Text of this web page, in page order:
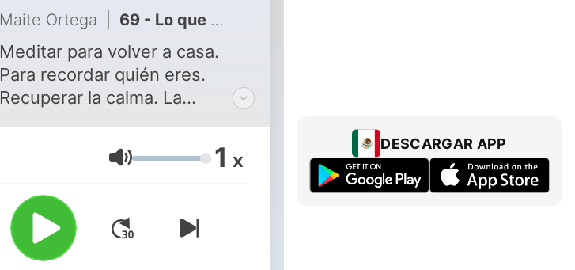
Maite Ortega 69 - Lo que me gusta de mi vida
Meditar para volver a casa.
Para recordar quién eres.
Recuperar la calma. La
Volumen 1 x
DESCARGAR APP